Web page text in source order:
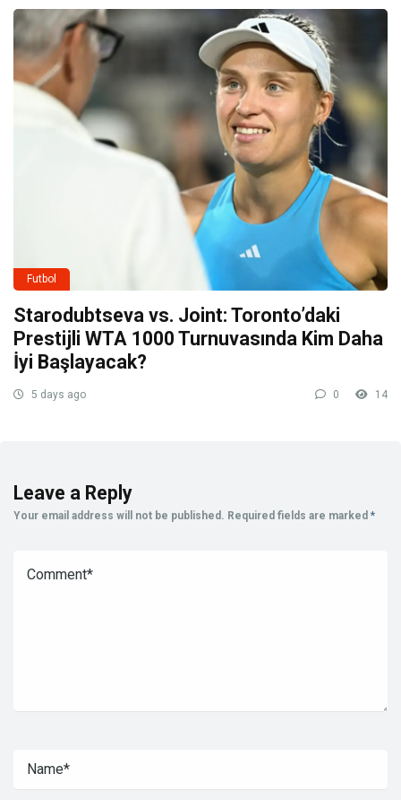
Futbol
Starodubtseva vs. Joint: Toronto’daki
Prestijli WTA 1000 Turnuvasında Kim Daha
İyi Başlayacak?
5 days ago 0 14
Leave a Reply
Your email address will not be published. Required fields are marked *